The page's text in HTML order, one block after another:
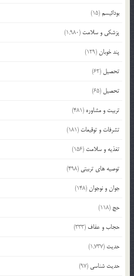
بودائیسم(15)
پزشکی و سلامت (1,980)
پند خوبان(129)
تحصیل (62)
تحصیل (65)
تربیت و مشاوره (481)
تشرفات و توقیعات (181)
تغذیه و سلامت (156)
توصیه های تربیتی (498)
جوان و نوجوان(148)
حج (118)
حجاب و عفاف (333)
حدیث (1,737)
حدیث شناسی (97)